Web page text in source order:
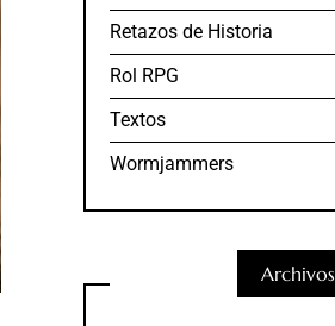
Retazos de Historia
Rol RPG
Textos
Wormjammers
Archivos